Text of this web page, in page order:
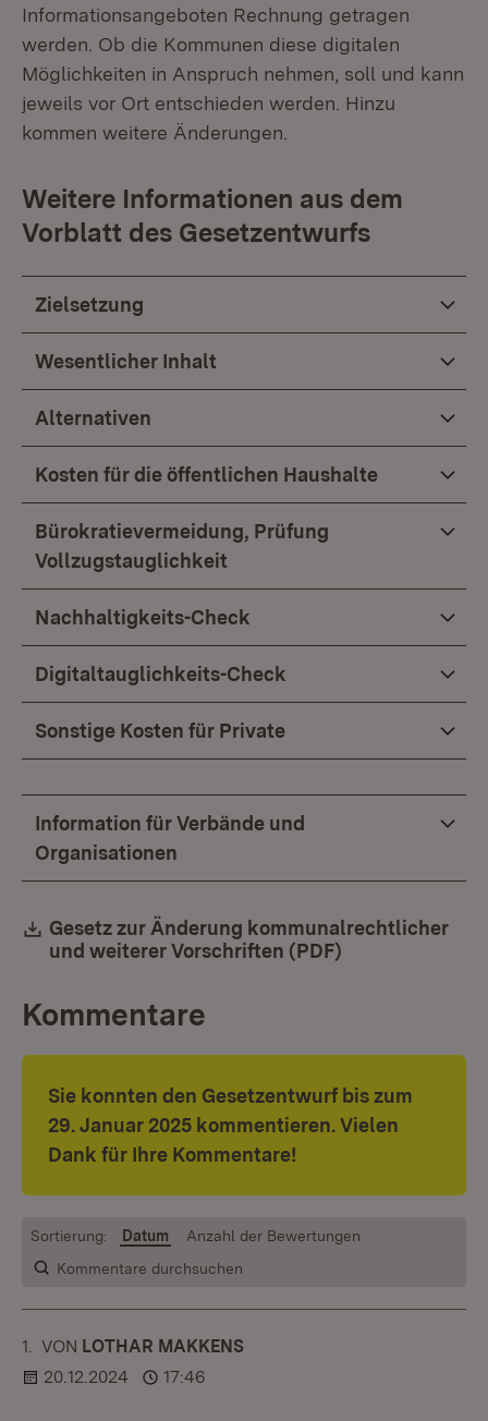
Informationsangeboten Rechnung getragen
werden. Ob die Kommunen diese digitalen
Möglichkeiten in Anspruch nehmen, soll und kann
jeweils vor Ort entschieden werden. Hinzu
kommen weitere Änderungen.
Weitere Informationen aus dem
Vorblatt des Gesetzentwurfs
Zielsetzung
Wesentlicher Inhalt
Alternativen
Kosten für die öffentlichen Haushalte
Bürokratievermeidung, Prüfung
Vollzugstauglichkeit
Nachhaltigkeits-Check
Digitaltauglichkeits-Check
Sonstige Kosten für Private
Information für Verbände und
Organisationen
Download:
Gesetz zur Änderung kommunalrechtlicher
und weiterer Vorschriften (PDF)
Kommentare
Sie konnten den Gesetzentwurf bis zum
29. Januar 2025 kommentieren. Vielen
Dank für Ihre Kommentare!
Kommentare durchsuchen
Sortierung: Datum Anzahl der Bewertungen
1. KOMMENTAR
VON :LOTHAR MAKKENS
20.12.2024
17:46